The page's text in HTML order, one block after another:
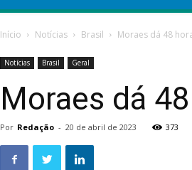
Início Notícias Brasil Moraes dá 48
Notícias Brasil Geral
Moraes dá
Por Redação - 20 de abril de 2023 373